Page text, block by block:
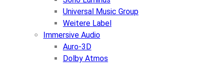
Universal Music Group
Weitere Label
Immersive Audio
Auro-3D
Dolby Atmos